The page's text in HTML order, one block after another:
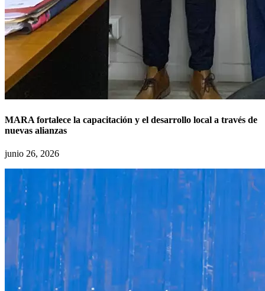
MARA fortalece la capacitación y el desarrollo local a través de
nuevas alianzas
junio 26, 2026